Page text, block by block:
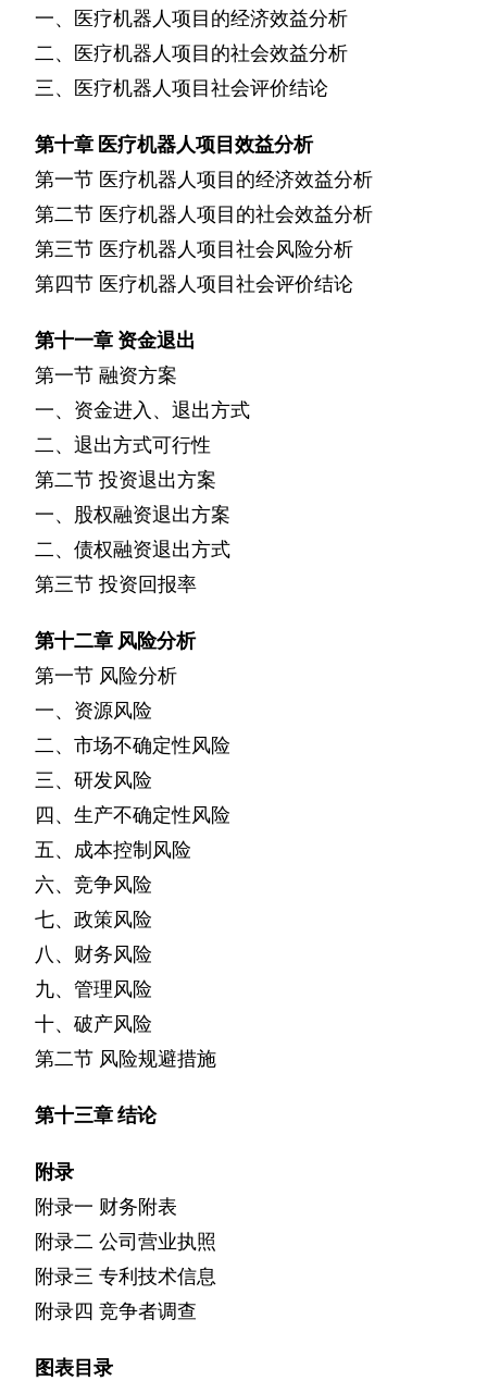
一、医疗机器人项目的经济效益分析
二、医疗机器人项目的社会效益分析
三、医疗机器人项目社会评价结论
第十章 医疗机器人项目效益分析
第一节 医疗机器人项目的经济效益分析
第二节 医疗机器人项目的社会效益分析
第三节 医疗机器人项目社会风险分析
第四节 医疗机器人项目社会评价结论
第十一章 资金退出
第一节 融资方案
一、资金进入、退出方式
二、退出方式可行性
第二节 投资退出方案
一、股权融资退出方案
二、债权融资退出方式
第三节 投资回报率
第十二章 风险分析
第一节 风险分析
一、资源风险
二、市场不确定性风险
三、研发风险
四、生产不确定性风险
五、成本控制风险
六、竞争风险
七、政策风险
八、财务风险
九、管理风险
十、破产风险
第二节 风险规避措施
第十三章结论
附录
附录一 财务附表
附录二 公司营业执照
附录三 专利技术信息
附录四 竞争者调查
图表目录